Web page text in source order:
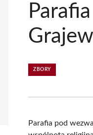
ZBORY
Parafia pod